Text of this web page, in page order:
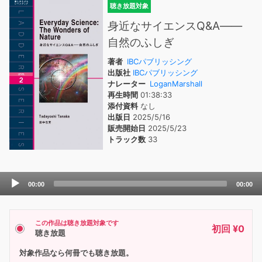
聴き放題対象
身近なサイエンスQ&A――
自然のふしぎ
著者 IBCパブリッシング
出版社 IBCパブリッシング
ナレーター LoganMarshall
再生時間 01:38:33
添付資料なし
出版日 2025/5/16
販売開始日 2025/5/23
トラック数 33
Audio
00:00 00:00
この作品は聴き放題対象です
聴き放題 初回 ¥0
対象作品なら何冊でも聴き放題。